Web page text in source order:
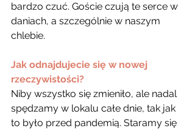
bardzo czuć. Goście czują te serce w
daniach, a szczególnie w naszym
chlebie.
Jak odnajdujecie się w nowej
rzeczywistości?
Niby wszystko się zmieniło, ale nadal
spędzamy w lokalu całe dnie, tak jak
to było przed pandemią. Staramy się